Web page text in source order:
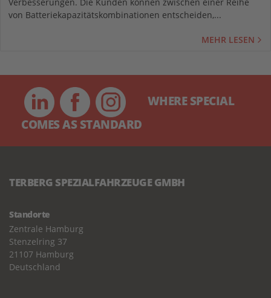
von Batteriekapazitätskombinationen entscheiden,...
MEHR LESEN
WHERE SPECIAL
COMES AS STANDARD
TERBERG SPEZIALFAHRZEUGE GMBH
Standorte
Zentrale Hamburg
Stenzelring 37
21107 Hamburg
Deutschland